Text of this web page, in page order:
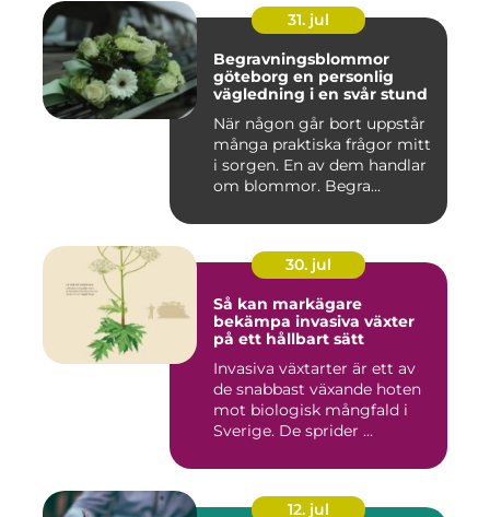
31. jul
Begravningsblommor
göteborg en personlig
vägledning i en svår stund
När någon går bort uppstår
många praktiska frågor mitt
i sorgen. En av dem handlar
om blommor. Begra...
30. jul
Så kan markägare
bekämpa invasiva växter
på ett hållbart sätt
Invasiva växtarter är ett av
de snabbast växande hoten
mot biologisk mångfald i
Sverige. De sprider ...
12. jul